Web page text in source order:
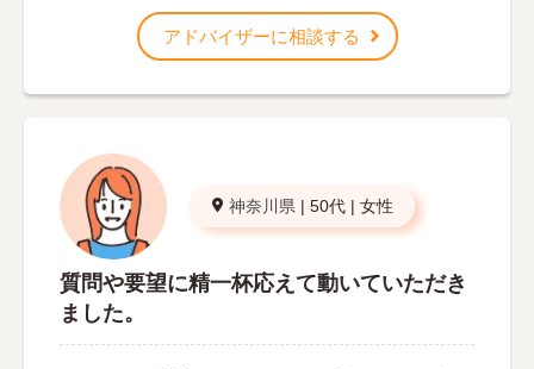
アドバイザーに相談する
神奈川県 | 50代 | 女性
質問や要望に精一杯応えて動いていただき
ました。